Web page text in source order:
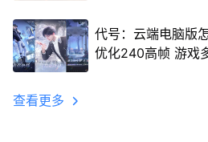
代号：云端电脑版
优化240高帧 游戏
查看更多